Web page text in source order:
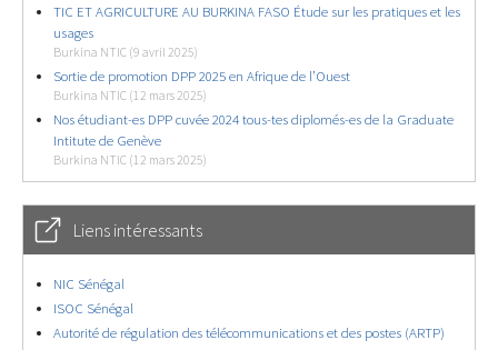
TIC ET AGRICULTURE AU BURKINA FASO Étude sur les pratiques et les
usages
Burkina NTIC (9 avril 2025)
Sortie de promotion DPP 2025 en Afrique de l’Ouest
Burkina NTIC (12 mars 2025)
Nos étudiant-es DPP cuvée 2024 tous-tes diplomés-es de la Graduate
Intitute de Genève
Burkina NTIC (12 mars 2025)
Liens intéressants
NIC Sénégal
ISOC Sénégal
Autorité de régulation des télécommunications et des postes (ARTP)